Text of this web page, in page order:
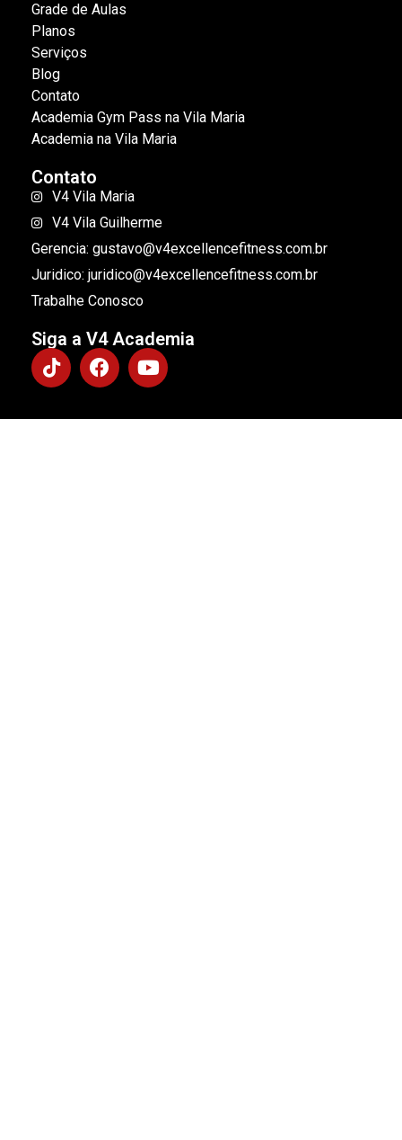
Grade de Aulas
Planos
Serviços
Blog
Contato
Academia Gym Pass na Vila Maria
Academia na Vila Maria
Contato
V4 Vila Maria
V4 Vila Guilherme
Gerencia: gustavo@v4excellencefitness.com.br
Juridico: juridico@v4excellencefitness.com.br
Trabalhe Conosco
Siga a V4 Academia